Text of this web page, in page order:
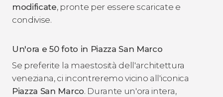
modificate, pronte per essere scaricate e
condivise.
Un'ora e 50 foto in Piazza San Marco
Se preferite la maestosità dell'architettura
veneziana, ci incontreremo vicino all'iconica
Piazza San Marco. Durante un'ora intera,